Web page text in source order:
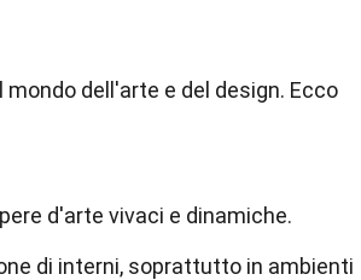
dell'arte e del design. Ecco
d'arte vivaci e dinamiche.
di interni, soprattutto in ambienti